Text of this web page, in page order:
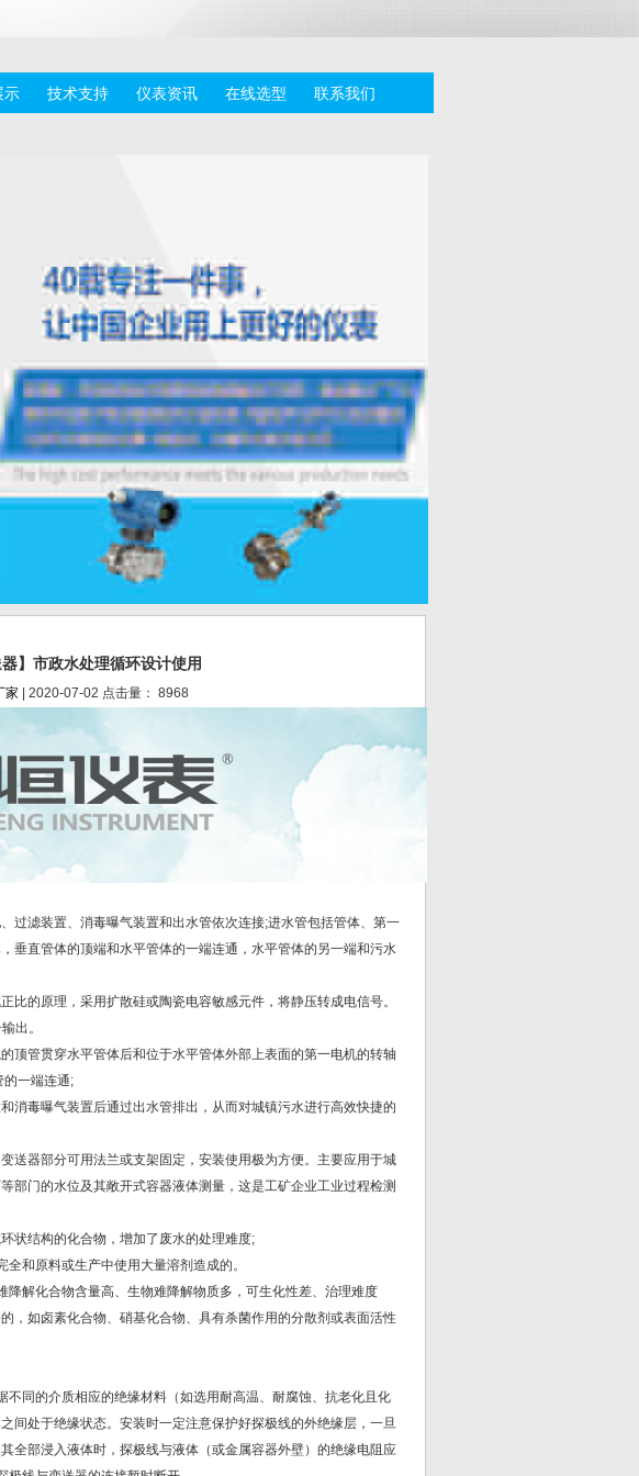
示 技术支持 仪表资讯 在线选型 联系我们
】市政水处理循环设计使用
家 | 2020-07-02 点击量： 8968
过滤装置、消毒曝气装置和出水管依次连接;进水管包括管体、第一
垂直管体的顶端和水平管体的一端连通，水平管体的另一端和污水
的原理，采用扩散硅或陶瓷电容敏感元件，将静压转成电信号。
出。
顶管贯穿水平管体后和位于水平管体外部上表面的第一电机的转轴
的一端连通;
消毒曝气装置后通过出水管排出，从而对城镇污水进行高效快捷的
送器部分可用法兰或支架固定，安装使用极为方便。主要应用于城
部门的水位及其敞开式容器液体测量，这是工矿企业工业过程检测
状结构的化合物，增加了废水的处理难度;
和原料或生产中使用大量溶剂造成的。
解化合物含量高、生物难降解物质多，可生化性差、治理难度
，如卤素化合物、硝基化合物、具有杀菌作用的分散剂或表面活性
同的介质相应的绝缘材料（如选用耐高温、耐腐蚀、抗老化且化
间处于绝缘状态。安装时一定注意保护好探极线的外绝缘层，一旦
全部浸入液体时，探极线与液体（或金属容器外壁）的绝缘电阻应